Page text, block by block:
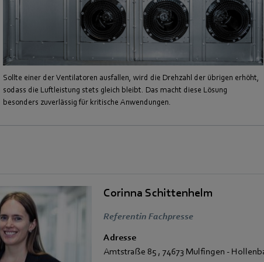
Sollte einer der Ventilatoren ausfallen, wird die Drehzahl der übrigen erhöht,
sodass die Luftleistung stets gleich bleibt. Das macht diese Lösung
besonders zuverlässig für kritische Anwendungen.
Corinna Schittenhelm
Referentin Fachpresse
Adresse
Amtstraße 85 , 74673 Mulfingen -